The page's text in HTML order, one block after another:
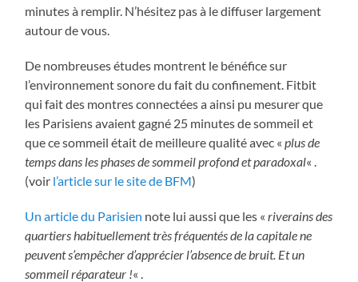
minutes à remplir. N’hésitez pas à le diffuser largement
autour de vous.
De nombreuses études montrent le bénéfice sur
l’environnement sonore du fait du confinement. Fitbit
qui fait des montres connectées a ainsi pu mesurer que
les Parisiens avaient gagné 25 minutes de sommeil et
que ce sommeil était de meilleure qualité avec « plus de
temps dans les phases de sommeil profond et paradoxal« .
(voir l’article sur le site de BFM)
Un article du Parisien note lui aussi que les «riverains des
quartiers habituellement très fréquentés de la capitale ne
peuvent s’empêcher d’apprécier l’absence de bruit. Et un
sommeil réparateur !« .